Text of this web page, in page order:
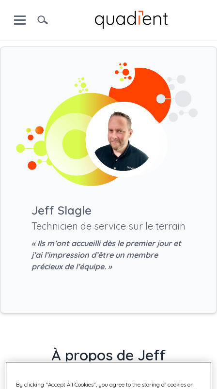
Jeff Slagle
Technicien de service sur le terrain
« Ils m’ont accueilli dès le premier jour et
j’ai l’impression d’être un membre
précieux de l’équipe. »
À propos de Jeff
By clicking “Accept All Cookies”, you agree to the storing of cookies on